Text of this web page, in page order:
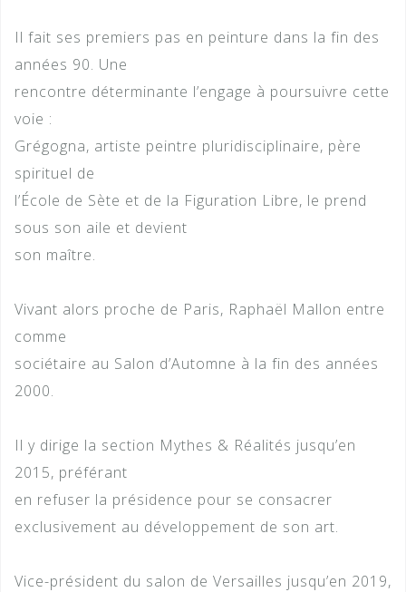
Il fait ses premiers pas en peinture dans la fin des
années 90. Une
rencontre déterminante l’engage à poursuivre cette
voie :
Grégogna, artiste peintre pluridisciplinaire, père
spirituel de
l’École de Sète et de la Figuration Libre, le prend
sous son aile et devient
son maître.
Vivant alors proche de Paris, Raphaël Mallon entre
comme
sociétaire au Salon d’Automne à la fin des années
2000.
Il y dirige la section Mythes & Réalités jusqu’en
2015, préférant
en refuser la présidence pour se consacrer
exclusivement au développement de son art.
Vice-président du salon de Versailles jusqu’en 2019,